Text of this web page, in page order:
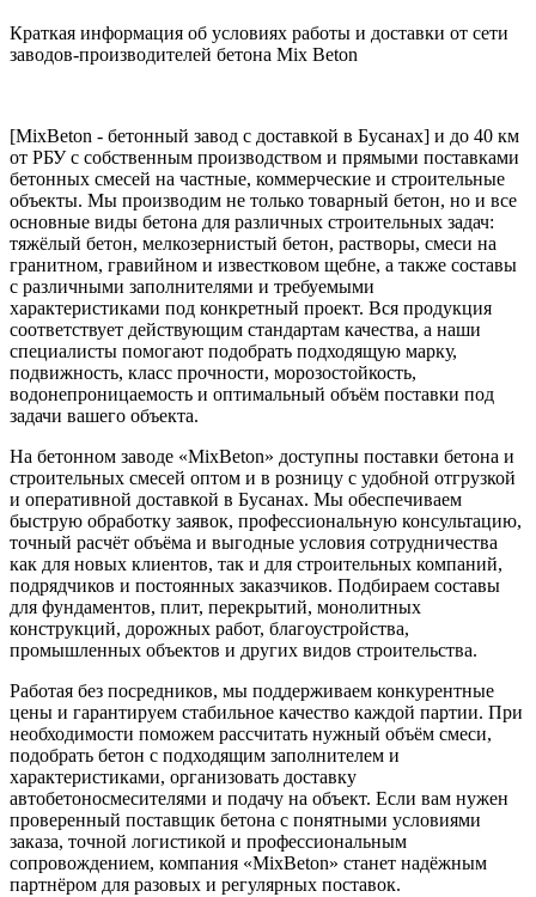
Краткая информация об условиях работы и доставки от сети
заводов-производителей бетона Mix Beton
[MixBeton - бетонный завод с доставкой в Бусанах] и до 40 км
от РБУ с собственным производством и прямыми поставками
бетонных смесей на частные, коммерческие и строительные
объекты. Мы производим не только товарный бетон, но и все
основные виды бетона для различных строительных задач:
тяжёлый бетон, мелкозернистый бетон, растворы, смеси на
гранитном, гравийном и известковом щебне, а также составы
с различными заполнителями и требуемыми
характеристиками под конкретный проект. Вся продукция
соответствует действующим стандартам качества, а наши
специалисты помогают подобрать подходящую марку,
подвижность, класс прочности, морозостойкость,
водонепроницаемость и оптимальный объём поставки под
задачи вашего объекта.
На бетонном заводе «MixBeton» доступны поставки бетона и
строительных смесей оптом и в розницу с удобной отгрузкой
и оперативной доставкой в Бусанах. Мы обеспечиваем
быструю обработку заявок, профессиональную консультацию,
точный расчёт объёма и выгодные условия сотрудничества
как для новых клиентов, так и для строительных компаний,
подрядчиков и постоянных заказчиков. Подбираем составы
для фундаментов, плит, перекрытий, монолитных
конструкций, дорожных работ, благоустройства,
промышленных объектов и других видов строительства.
Работая без посредников, мы поддерживаем конкурентные
цены и гарантируем стабильное качество каждой партии. При
необходимости поможем рассчитать нужный объём смеси,
подобрать бетон с подходящим заполнителем и
характеристиками, организовать доставку
автобетоносмесителями и подачу на объект. Если вам нужен
проверенный поставщик бетона с понятными условиями
заказа, точной логистикой и профессиональным
сопровождением, компания «MixBeton» станет надёжным
партнёром для разовых и регулярных поставок.